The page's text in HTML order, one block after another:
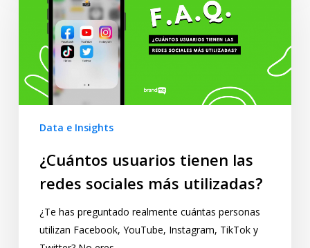
Data e Insights
¿Cuántos usuarios tienen las
redes sociales más utilizadas?
¿Te has preguntado realmente cuántas personas
utilizan Facebook, YouTube, Instagram, TikTok y